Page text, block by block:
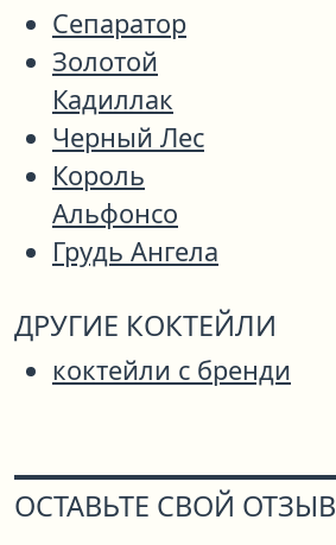
Сепаратор
Золотой
Кадиллак
Черный Лес
Король
Альфонсо
Грудь Ангела
ДРУГИЕ КОКТЕЙЛИ
коктейли с бренди
ОСТАВЬТЕ СВОЙ ОТЗЫВ